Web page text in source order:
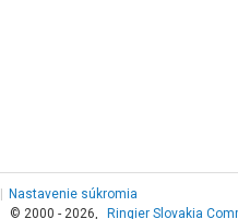
Nastavenie súkromia
© 2000 - 2026,
Ringier Slovakia